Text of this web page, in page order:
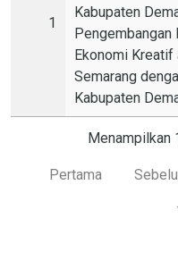
1
Kabupaten
Pengembangan
Ekonomi Kreatif
Semarang
Kabupaten
Menampilkan
Pertama